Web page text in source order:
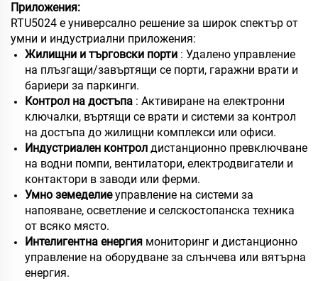
Приложения:
RTU5024 е универсално решение за широк спектър от
умни и индустриални приложения:
Жилищни и търговски порти : Удалено управление
на плъзгащи/завъртящи се порти, гаражни врати и
бариери за паркинги.
Контрол на достъпа : Активиране на електронни
ключалки, въртящи се врати и системи за контрол
на достъпа до жилищни комплекси или офиси.
Индустриален контрол дистанционно превключване
на водни помпи, вентилатори, електродвигатели и
контактори в заводи или ферми.
Умно земеделиеуправление на системи за
напояване, осветление и селскостопанска техника
от всяко място.
Интелигентна енергия мониторинг и дистанционно
управление на оборудване за слънчева или вятърна
енергия.